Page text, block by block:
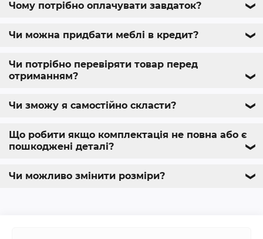
Чому потрібно оплачувати завдаток? ❯
Чи можна придбати меблі в кредит? ❯
Чи потрібно перевіряти товар перед
отриманням?
❯
Чи зможу я самостійно скласти? ❯
Що робити якщо комплектація не повна або є
пошкоджені деталі?
❯
Чи можливо змінити розміри? ❯